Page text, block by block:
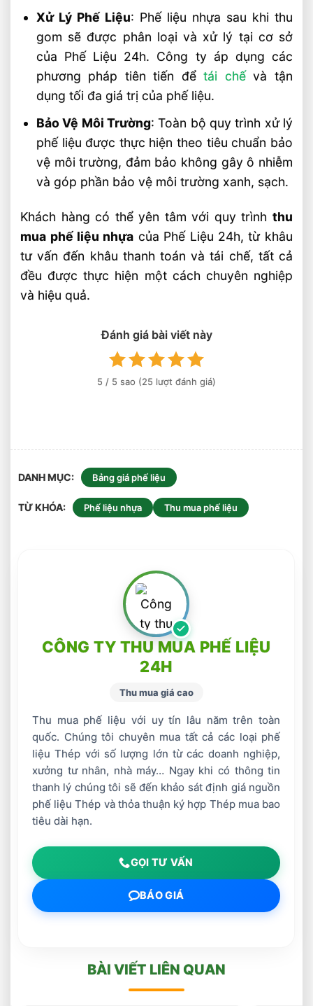
Xử Lý Phế Liệu: Phế liệu nhựa sau khi thu
gom sẽ được phân loại và xử lý tại cơ sở
của Phế Liệu 24h. Công ty áp dụng các
phương pháp tiên tiến đểtái chếvà tận
dụng tối đa giá trị của phế liệu.
Bảo Vệ Môi Trường: Toàn bộ quy trình xử lý
phế liệu được thực hiện theo tiêu chuẩn bảo
vệ môi trường, đảm bảo không gây ô nhiễm
và góp phần bảo vệ môi trường xanh, sạch.
Khách hàng có thể yên tâm với quy trình thu
mua phế liệu nhựa của Phế Liệu 24h, từ khâu
tư vấn đến khâu thanh toán và tái chế, tất cả
đều được thực hiện một cách chuyên nghiệp
và hiệu quả.
Đánh giá bài viết này
5 / 5 sao (25 lượt đánh giá)
DANH MỤC Bảng giá phế liệu
TỪ KHÓA Phế liệu nhựa Thu mua phế liệu
CÔNG TY THU MUA PHẾ LIỆU
24H
Thu mua giá cao
Thu mua phế liệu với uy tín lâu năm trên toàn
quốc. Chúng tôi chuyên mua tất cả các loại phế
liệu Thép với số lượng lớn từ các doanh nghiệp,
xưởng tư nhân, nhà máy… Ngay khi có thông tin
thanh lý chúng tôi sẽ đến khảo sát định giá nguồn
phế liệu Thép và thỏa thuận ký hợp Thép mua bao
tiêu dài hạn.
GỌI TƯ VẤN
BÁO GIÁ
BÀI VIẾT LIÊN QUAN